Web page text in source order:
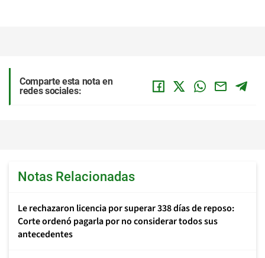
Comparte esta nota en
redes sociales:
Notas Relacionadas
Le rechazaron licencia por superar 338 días de reposo:
Corte ordenó pagarla por no considerar todos sus
antecedentes